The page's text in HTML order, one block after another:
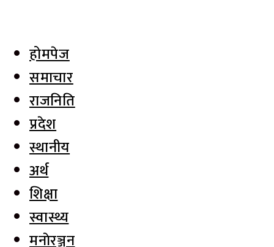
होमपेज
समाचार
राजनिति
प्रदेश
स्थानीय
अर्थ
शिक्षा
स्वास्थ्य
मनाेरञ्जन